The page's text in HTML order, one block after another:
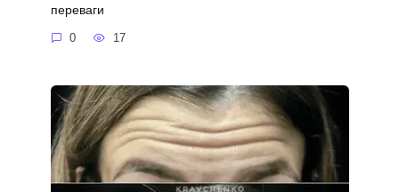
переваги
0 17